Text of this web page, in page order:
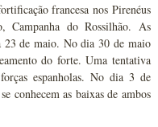
francesa nos Pirenéus
Campanha do Rossilhão. As
23 de maio. No dia 30 de maio
do forte. Uma tentativa
espanholas. No dia 3 de
conhecem as baixas de ambos